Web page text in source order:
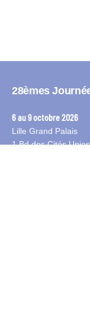
28èmes
6 au 9 octobre 2026
Lille Grand Palais
1 Bd des Cités